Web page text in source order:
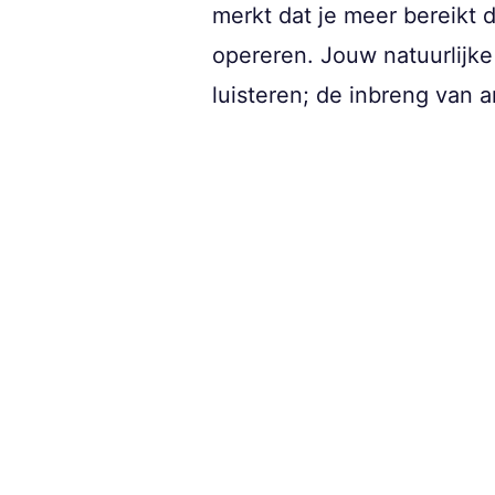
merkt dat je meer bereikt
opereren. Jouw
luisteren; de inbreng van